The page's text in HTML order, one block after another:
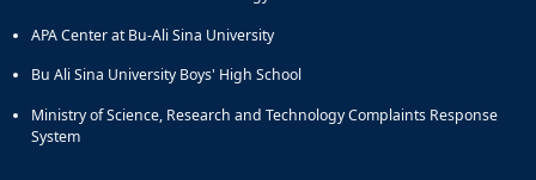
APA Center at Bu-Ali Sina University
Bu Ali Sina University Boys' High School
Ministry of Science, Research and Technology Complaints Response
System